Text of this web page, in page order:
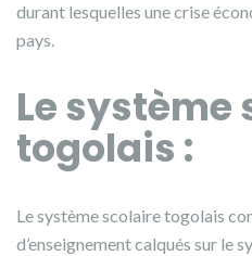
durant lesquelles une crise
pays.
Lesystème
togolais :
Le système scolaire togolais
d’enseignement calqués sur le